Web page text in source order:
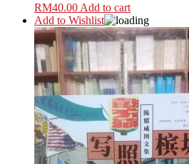
RM40.00 Add to cart
Add to Wishlist